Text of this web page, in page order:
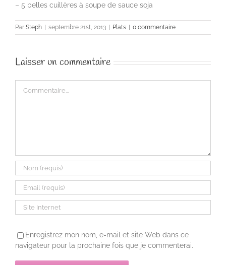
– 5 belles cuillères à soupe de sauce soja
Par Steph septembre 21st, 2013 Plats 0 commentaire
Laisser un commentaire
Enregistrez mon nom, e-mail et site Web dans ce
navigateur pour la prochaine fois que je commenterai.